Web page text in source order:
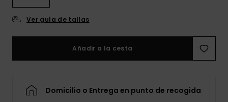
Ver guía de tallas
Añadir a la cesta
Domicilio o Entrega en punto de recogida